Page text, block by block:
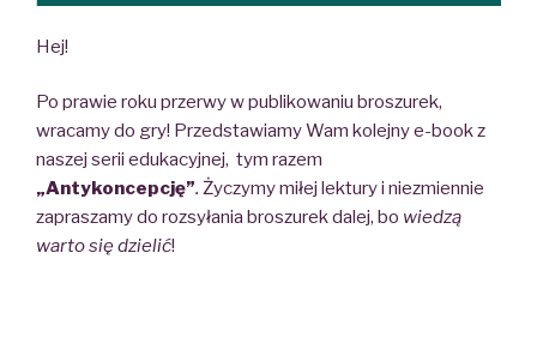
Hej!
Po prawie roku przerwy w publikowaniu broszurek,
wracamy do gry! Przedstawiamy Wam kolejny e-book z
naszej serii edukacyjnej, tym razem
„Antykoncepcję”. Życzymy miłej lektury i niezmiennie
zapraszamy do rozsyłania broszurek dalej, bo wiedzą
warto się dzielić!